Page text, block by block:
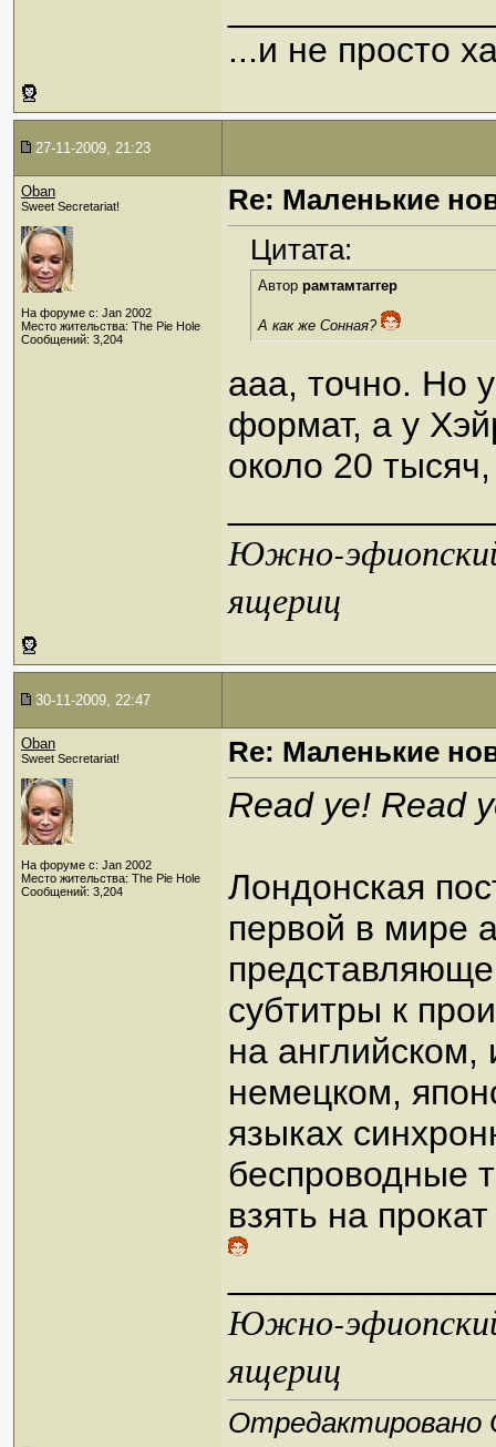
...и не просто
27-11-2009, 21:23
Oban
Sweet Secretariat!
На форуме с: Jan 2002
Место жительства: The Pie Hole
Сообщений: 3,204
Re: Маленькие
Цитата:
Автор рамтамтаггер
А как же Сонная?
ааа, точно. Но
формат, а у
около 20
Южно-эфиопский
ящериц
30-11-2009, 22:47
Oban
Sweet Secretariat!
На форуме с: Jan 2002
Место жительства: The Pie Hole
Сообщений: 3,204
Re: Маленькие
Read ye! Read
Лондонская
первой в мире
субтитры к
на
немецком,
языках
беспроводные
взять на
Южно-эфиопский
ящериц
Отредактировано